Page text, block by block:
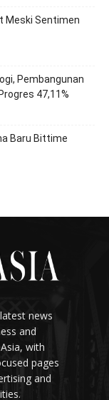
Meski Sentimen
Pembangunan
47,11%
Baru Bittime
news
and
with
pages
and